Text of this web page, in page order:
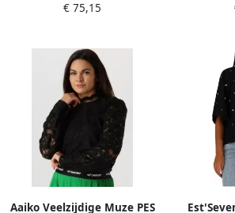
Dames
€ 75,15
Aaiko Veelzijdige Muze PES